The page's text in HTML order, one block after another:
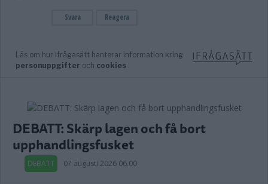
DEBATT: Skärp lagen och få bort
upphandlingsfusket
DEBATT 07 augusti 2026 06.00